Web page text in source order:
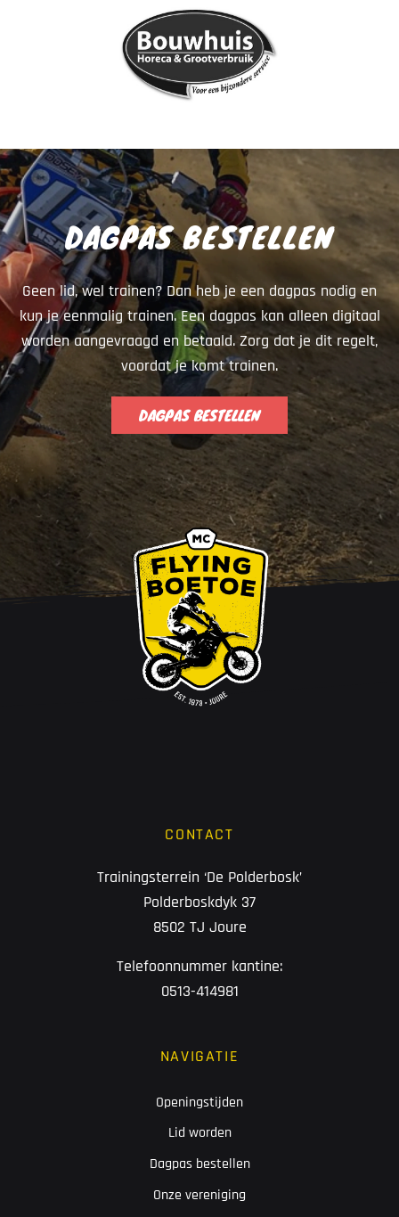
DAGPAS BESTELLEN
Geen lid, wel trainen? Dan heb je een dagpas nodig en
kun je eenmalig trainen. Een dagpas kan alleen digitaal
worden aangevraagd en betaald. Zorg dat je dit regelt,
voordat je komt trainen.
DAGPAS BESTELLEN
CONTACT
Trainingsterrein ‘De Polderbosk’
Polderboskdyk 37
8502 TJ Joure
Telefoonnummer kantine:
0513-414981
NAVIGATIE
Openingstijden
Lid worden
Dagpas bestellen
Onze vereniging